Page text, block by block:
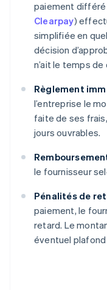
paiement différé
Clearpay)
simplifiée en
décision
n’ait le temps de
Règlement
l’entreprise le
faite de ses
jours ouvrables.
le fournisseur
Pénalités de
paiement, le
retard. Le
éventuel